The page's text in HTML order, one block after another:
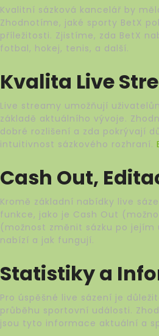
Kvalitní sázková kancelář by
Zhodnotíme, jaké sporty BetX
příležitosti. Zjistíme, zda BetX
fotbal, hokej, tenis, a další.
Kvalita Live
Live streamy umožňují
základě aktuálního vývoje.
dobré rozlišení a zda pokrývají
intuitivnost sázkového rozhraní.
Cash Out,
Kromě základní nabídky live
funkce, jako je Cash Out
(možnost změnit sázku po
nabízí a jak fungují.
Statistiky a
Pro úspěšné live sázení je
průběhu sportovní události.
jsou tyto informace aktuální a